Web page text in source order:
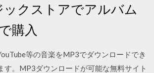
ックストアでアルバム
購入
等の音楽をMP3でダウンロードでき
す。MP3ダウンロードが可能な無料サイト